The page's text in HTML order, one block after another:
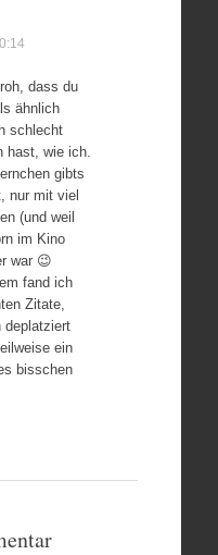
dass du
ähnlich
schlecht
hast, wie ich.
gibts
nur mit viel
(und weil
im Kino
war 😉
fand ich
Zitate,
deplatziert
ein
bisschen